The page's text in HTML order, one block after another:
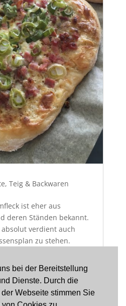
bei der Bereitstellung
Dienste. Durch die
Webseite stimmen Sie
, Teig & Backwaren
ist eher aus
deren Ständen bekannt.
verdient auch
zu stehen.
Vorlieben anpassen.